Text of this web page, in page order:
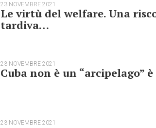
23 NOVEMBRE 2021
Le virtù del welfare. Una
tardiva…
23 NOVEMBRE 2021
Cuba non è un “arcipelago”
23 NOVEMBRE 2021